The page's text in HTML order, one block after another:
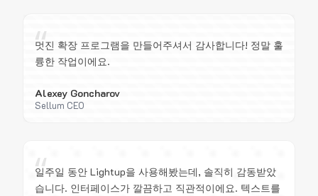
“
멋진 확장 프로그램을 만들어주셔서 감사합니다! 정말 훌
륭한 작업이에요.
Alexey Goncharov
Sellum CEO
“
일주일 동안 Lightup을 사용해봤는데, 솔직히 감동받았
습니다. 인터페이스가 깔끔하고 직관적이에요. 텍스트를